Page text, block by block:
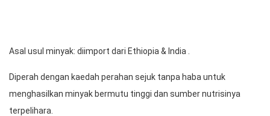
Asal usul minyak: diimport dari Ethiopia & India .
Diperah dengan kaedah perahan sejuk tanpa haba untuk
menghasilkan minyak bermutu tinggi dan sumber nutrisinya
terpelihara.